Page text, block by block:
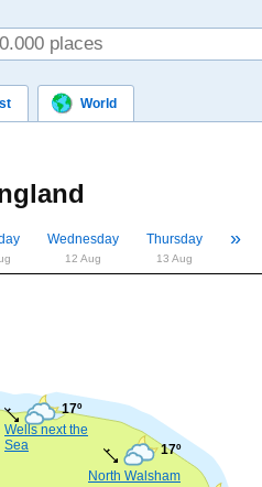
World
Wednesday
12 Aug
Thursday
13 Aug
»
North Walsham
17º
Wells next the
Sea
17º